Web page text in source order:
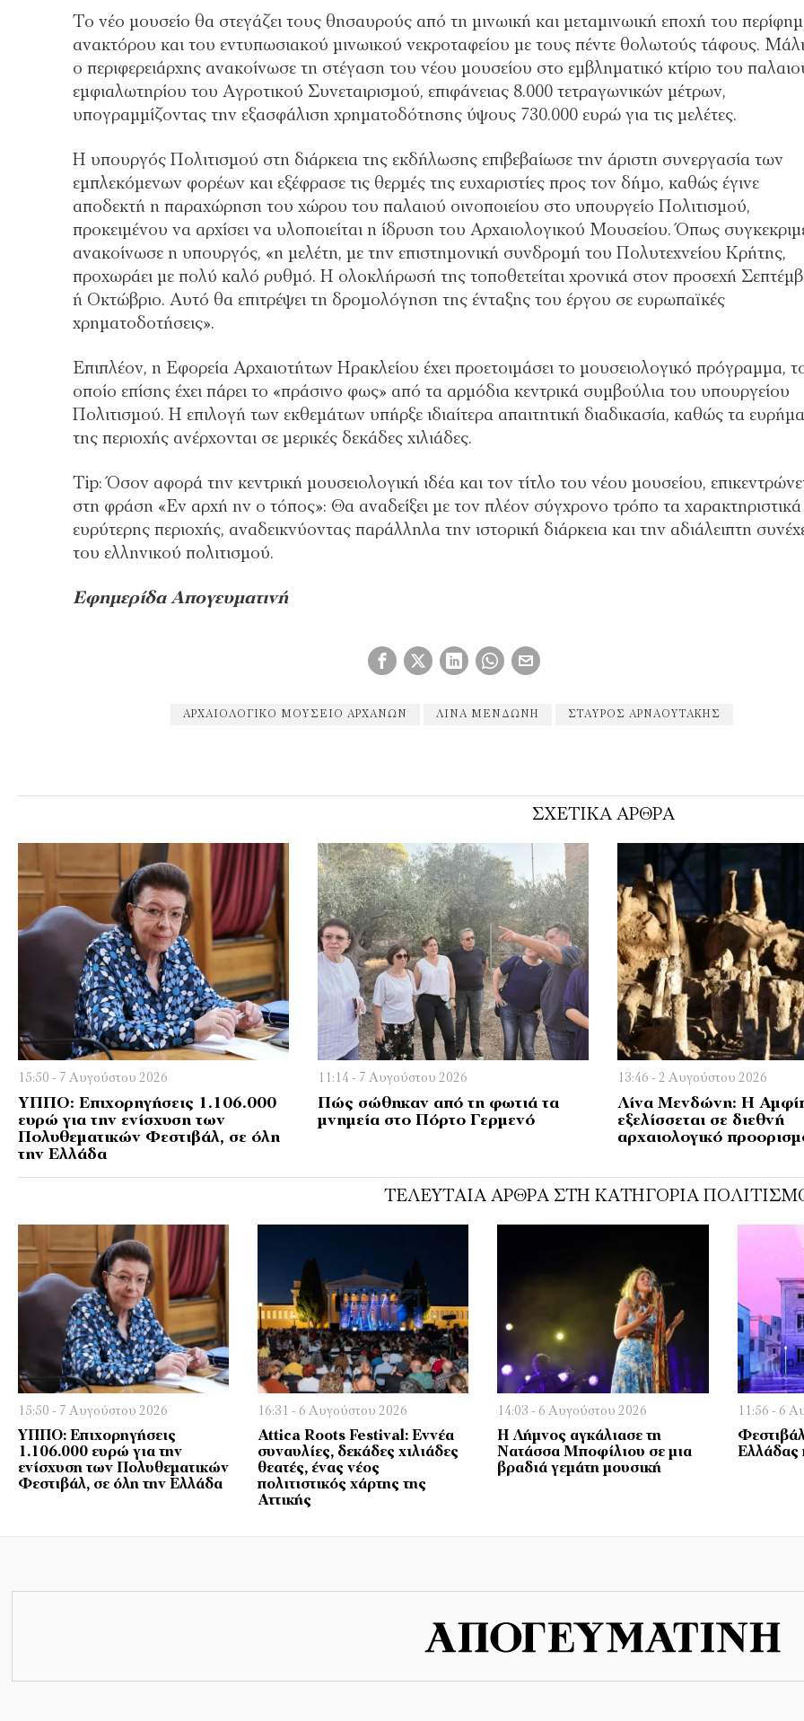
Το νέο μουσείο θα στεγάζει τους θησαυρούς από τη μινωική και μεταμινωική εποχή του
ανακτόρου και του εντυπωσιακού μινωικού νεκροταφείου με τους πέντε θολωτούς τάφους.
ο περιφερειάρχης ανακοίνωσε τη στέγαση του νέου μουσείου στο εμβληματικό κτίριο του
εμφιαλωτηρίου του Αγροτικού Συνεταιρισμού, επιφάνειας 8.000 τετραγωνικών μέτρων,
υπογραμμίζοντας την εξασφάλιση χρηματοδότησης ύψους 730.000 ευρώ για τις μελέτες.
Η υπουργός Πολιτισμού στη διάρκεια της εκδήλωσης επιβεβαίωσε την άριστη συνεργασία των
εμπλεκόμενων φορέων και εξέφρασε τις θερμές της ευχαριστίες προς τον δήμο, καθώς έγινε
αποδεκτή η παραχώρηση του χώρου του παλαιού οινοποιείου στο υπουργείο Πολιτισμού,
προκειμένου να αρχίσει να υλοποιείται η ίδρυση του Αρχαιολογικού Μουσείου. Όπως
ανακοίνωσε η υπουργός, «η μελέτη, με την επιστημονική συνδρομή του Πολυτεχνείου Κρήτης,
προχωράει με πολύ καλό ρυθμό. Η ολοκλήρωσή της τοποθετείται χρονικά στον προσεχή
ή Οκτώβριο. Αυτό θα επιτρέψει τη δρομολόγηση της ένταξης του έργου σε ευρωπαϊκές
χρηματοδοτήσεις».
Επιπλέον, η Εφορεία Αρχαιοτήτων Ηρακλείου έχει προετοιμάσει το μουσειολογικό πρόγραμμα,
οποίο επίσης έχει πάρει το «πράσινο φως» από τα αρμόδια κεντρικά συμβούλια του υπουργείου
Πολιτισμού. Η επιλογή των εκθεμάτων υπήρξε ιδιαίτερα απαιτητική διαδικασία, καθώς τα
της περιοχής ανέρχονται σε μερικές δεκάδες χιλιάδες.
Tip: Όσον αφορά την κεντρική μουσειολογική ιδέα και τον τίτλο του νέου μουσείου,
στη φράση «Εν αρχή ην ο τόπος»: Θα αναδείξει με τον πλέον σύγχρονο τρόπο τα χαρακτηριστικά
ευρύτερης περιοχής, αναδεικνύοντας παράλληλα την ιστορική διάρκεια και την αδιάλειπτη
του ελληνικού πολιτισμού.
Εφημερίδα Απογευματινή
ΑΡΧΑΙΟΛΟΓΙΚΌ ΜΟΥΣΕΊΟ ΑΡΧΑΝΏΝ ΛΊΝΑ ΜΕΝΔΏΝΗ ΣΤΑΥΡΟΣ ΑΡΝΑΟΥΤΆΚΗΣ
ΣΧΕΤΙΚΑ ΑΡΘΡΑ
15:50 - 7 Αυγούστου 2026
ΥΠΠΟ: Επιχορηγήσεις 1.106.000
ευρώ για την ενίσχυση των
Πολυθεματικών Φεστιβάλ, σε όλη
την Ελλάδα
11:14 - 7 Αυγούστου 2026
Πώς σώθηκαν από τη φωτιά τα
μνημεία στο Πόρτο Γερμενό
13:46 - 2 Αυγούστου 2026
Λίνα Μενδώνη: Η
εξελίσσεται σε διεθνή
αρχαιολογικό
ΤΕΛΕΥΤΑΊΑ ΆΡΘΡΑ ΣΤΗ ΚΑΤΗΓΟΡΊΑ
15:50 - 7 Αυγούστου 2026
ΥΠΠΟ: Επιχορηγήσεις
1.106.000 ευρώ για την
ενίσχυση των Πολυθεματικών
Φεστιβάλ, σε όλη την Ελλάδα
16:31 - 6 Αυγούστου 2026
Attica Roots Festival: Εννέα
συναυλίες, δεκάδες χιλιάδες
θεατές, ένας νέος
πολιτιστικός χάρτης της
Αττικής
14:03 - 6 Αυγούστου 2026
Η Λήμνος αγκάλιασε τη
Νατάσσα Μποφίλιου σε μια
βραδιά γεμάτη μουσική
11:56 - 6
Ελλάδας